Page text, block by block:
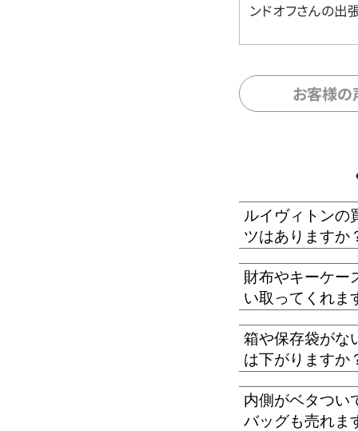
ンドオフさんの出
お客様
ルイヴィトンの
ツはありますか
財布やキーケー
い取ってくれま
箱や保存袋がな
は下がりますか
内側がベタつい
バッグも売れま